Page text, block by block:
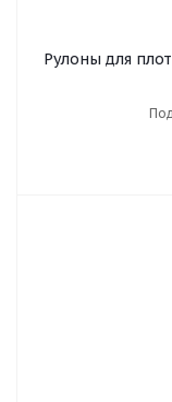
Рулоны для